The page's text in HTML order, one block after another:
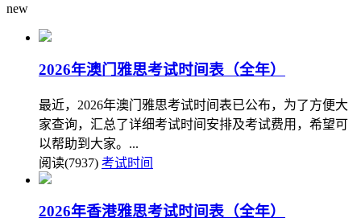
new
2026年澳门雅思考试时间表（全年）
最近，2026年澳门雅思考试时间表已公布，为了方便大
家查询，汇总了详细考试时间安排及考试费用，希望可
以帮助到大家。...
阅读(7937) 考试时间
2026年香港雅思考试时间表（全年）